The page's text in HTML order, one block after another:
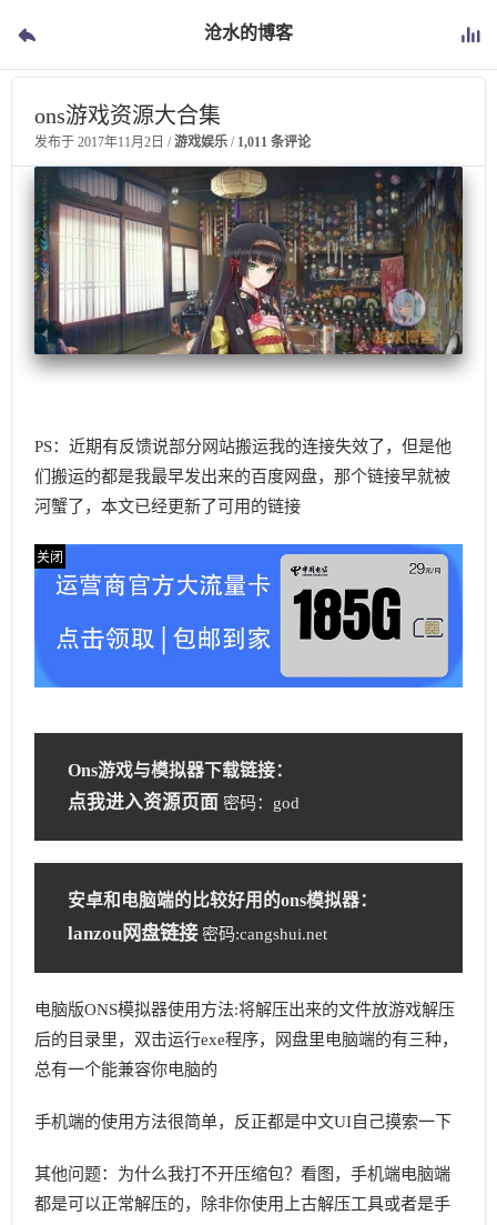
沧水的博客
ons游戏资源大合集
发布于 2017年11月2日 /游戏娱乐 / 1,011 条评论
PS：近期有反馈说部分网站搬运我的连接失效了，但是他
们搬运的都是我最早发出来的百度网盘，那个链接早就被
河蟹了，本文已经更新了可用的链接
Ons游戏与模拟器下载链接：
点我进入资源页面 密码：god
安卓和电脑端的比较好用的ons模拟器：
lanzou网盘链接密码:cangshui.net
电脑版ONS模拟器使用方法:将解压出来的文件放游戏解压
后的目录里，双击运行exe程序，网盘里电脑端的有三种，
总有一个能兼容你电脑的
手机端的使用方法很简单，反正都是中文UI自己摸索一下
其他问题：为什么我打不开压缩包？看图，手机端电脑端
都是可以正常解压的，除非你使用上古解压工具或者是手